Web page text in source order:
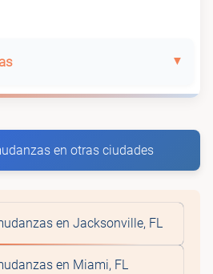
en otras ciudades
en Jacksonville, FL
en Miami, FL